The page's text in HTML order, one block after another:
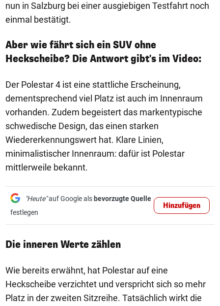
nun in Salzburg bei einer ausgiebigen Testfahrt noch
einmal bestätigt.
Aber wie fährt sich ein SUV ohne
Heckscheibe? Die Antwort gibt's im Video:
Der Polestar 4 ist eine stattliche Erscheinung,
dementsprechend viel Platz ist auch im Innenraum
vorhanden. Zudem begeistert das markentypische
schwedische Design, das einen starken
Wiedererkennungswert hat. Klare Linien,
minimalistischer Innenraum: dafür ist Polestar
mittlerweile bekannt.
"Heute"auf Google als bevorzugte Quelle
festlegen
Hinzufügen
Die inneren Werte zählen
Wie bereits erwähnt, hat Polestar auf eine
Heckscheibe verzichtet und verspricht sich so mehr
Platz in der zweiten Sitzreihe. Tatsächlich wirkt die